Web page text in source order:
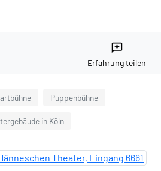
reviews
Erfahrung teilen
Puppenbühne
in Köln